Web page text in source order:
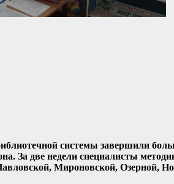
системы завершили
За две недели специалисты
Мироновской, Озерной,